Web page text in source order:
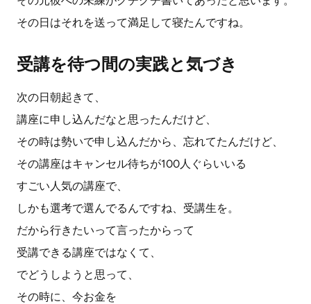
その日はそれを送って満足して寝たんですね。
受講を待つ間の実践と気づき
次の日朝起きて、
講座に申し込んだなと思ったんだけど、
その時は勢いで申し込んだから、忘れてたんだけど、
その講座はキャンセル待ちが100人ぐらいいる
すごい人気の講座で、
しかも選考で選んでるんですね、受講生を。
だから行きたいって言ったからって
受講できる講座ではなくて、
でどうしようと思って、
その時に、今お金を